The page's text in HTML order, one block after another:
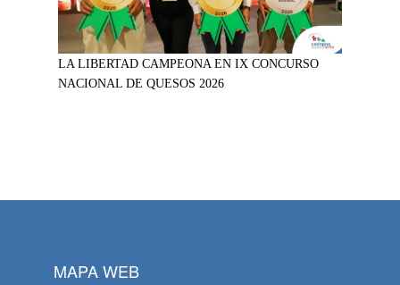
LA LIBERTAD CAMPEONA EN IX CONCURSO
NACIONAL DE QUESOS 2026
MAPA WEB